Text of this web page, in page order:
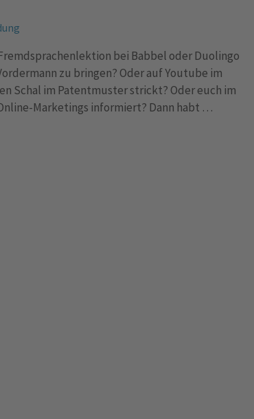
bei Babbel oder Duolingo
zu bringen? Oder auf Youtube im
Schal im Patentmuster strickt? Oder euch im
Marketings informiert? Dann habt …